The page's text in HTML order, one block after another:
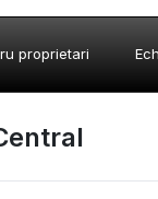
proprietari